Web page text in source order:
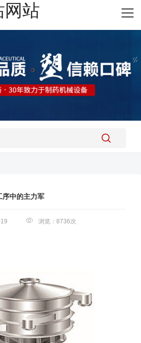
网站
序中的主力军
10-19 浏览：8736次